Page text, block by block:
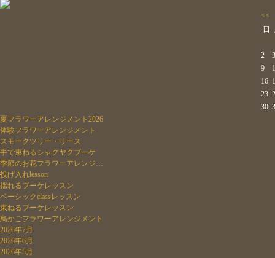
<<
日
2
3
9
16
23
30
夏フラワーアレンジメント2026
体験フラワーアレンジメント
スモークツリー・リース
手で束ねるシャクヤクブーケ
季節のお花フラワーアレンジ…
投げ入れlesson
揺れるブーケレッスン
ベーシックclassレッスン
束ねるブーケレッスン
鳥かごフラワーアレンジメント
2026年7月
2026年6月
2026年5月